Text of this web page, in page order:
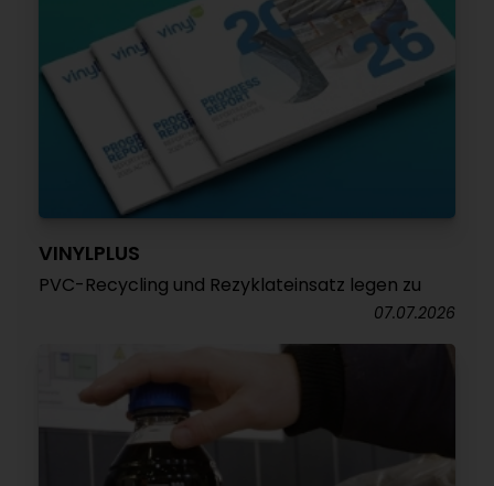
VINYLPLUS
PVC-Recycling und Rezyklateinsatz legen zu
07.07.2026